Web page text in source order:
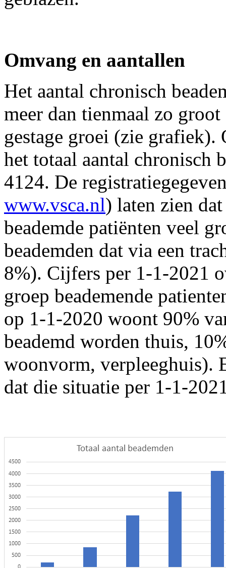
Omvang en aantallen
Het aantal chronisch
meer dan tienmaal zo
gestage groei (zie
het totaal aantal chronisch
4124. De
www.vsca.nl) laten zien
beademde patiënten veel
beademden dat via een
8%). Cijfers per 1-1-2021
groep beademende
op 1-1-2020 woont 90%
beademd worden thuis,
woonvorm, verpleeghuis).
dat die situatie per 1-1-